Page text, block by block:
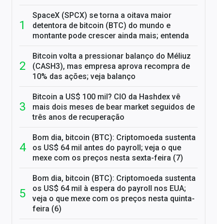
SpaceX (SPCX) se torna a oitava maior
detentora de bitcoin (BTC) do mundo e
montante pode crescer ainda mais; entenda
Bitcoin volta a pressionar balanço do Méliuz
(CASH3), mas empresa aprova recompra de
10% das ações; veja balanço
Bitcoin a US$ 100 mil? CIO da Hashdex vê
mais dois meses de bear market seguidos de
três anos de recuperação
Bom dia, bitcoin (BTC): Criptomoeda sustenta
os US$ 64 mil antes do payroll; veja o que
mexe com os preços nesta sexta-feira (7)
Bom dia, bitcoin (BTC): Criptomoeda sustenta
os US$ 64 mil à espera do payroll nos EUA;
veja o que mexe com os preços nesta quinta-
feira (6)